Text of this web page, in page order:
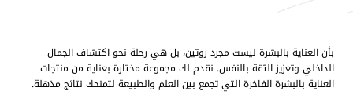
بأن العناية بالبشرة ليست مجرد روتين، بل هي رحلة نحو اكتشاف الجمال
الداخلي وتعزيز الثقة بالنفس. نقدم لك مجموعة مختارة بعناية من منتجات
العناية بالبشرة الفاخرة التي تجمع بين العلم والطبيعة لتمنحك نتائج مذهلة.